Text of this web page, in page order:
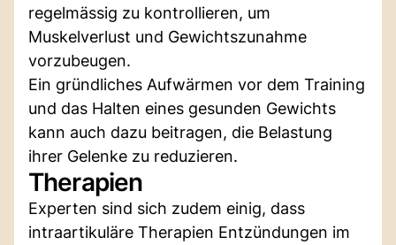
regelmässig zu kontrollieren, um
Muskelverlust und Gewichtszunahme
vorzubeugen.
Ein gründliches Aufwärmen vor dem Training
und das Halten eines gesunden Gewichts
kann auch dazu beitragen, die Belastung
ihrer Gelenke zu reduzieren.
Therapien
Experten sind sich zudem einig, dass
intraartikuläre Therapien Entzündungen im